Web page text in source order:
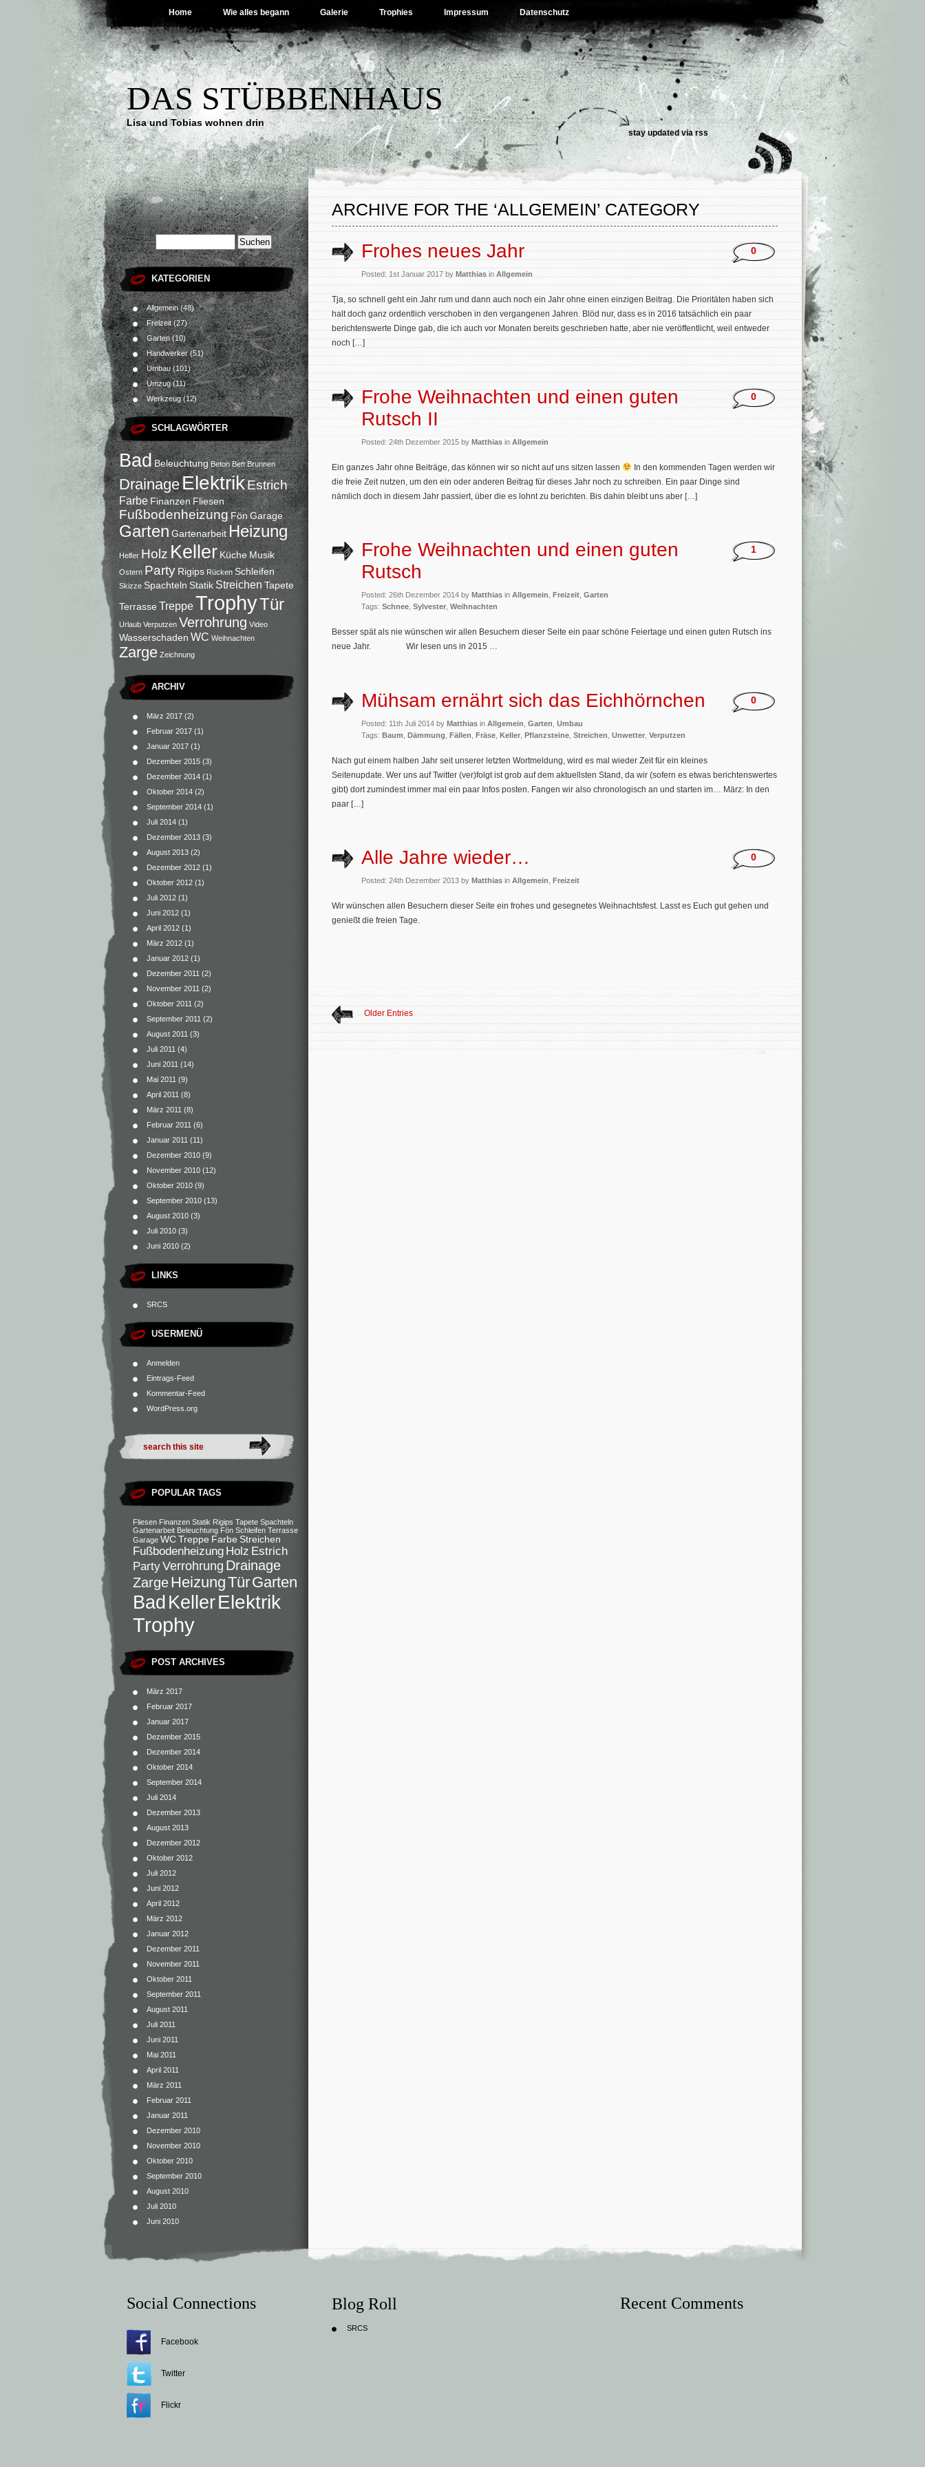
Home Wie alles begann Galerie Trophies Impressum Datenschutz
DAS STÜBBENHAUS
Lisa und Tobias wohnen drin
stay updated viarss
KATEGORIEN
Allgemein(48)
Freizeit (27)
Garten(10)
Handwerker(51)
Umbau(101)
Umzug(11)
Werkzeug(12)
SCHLAGWÖRTER
BadBeleuchtung Beton Bett Brunnen
DrainageElektrikEstrich
Farbe FinanzenFliesen
Fußbodenheizung Fön Garage
Garten Gartenarbeit Heizung
Helfer Holz Keller Küche Musik
Ostern Party Rigips Rücken Schleifen
Skizze Spachteln StatikStreichen Tapete
Terrasse TreppeTrophyTür
Urlaub Verputzen Verrohrung Video
Wasserschaden WC Weihnachten
Zarge Zeichnung
ARCHIV
März 2017 (2)
Februar 2017 (1)
Januar 2017 (1)
Dezember 2015 (3)
Dezember 2014 (1)
Oktober 2014 (2)
September 2014 (1)
Juli 2014 (1)
Dezember 2013 (3)
August 2013 (2)
Dezember 2012 (1)
Oktober 2012 (1)
Juli 2012 (1)
Juni 2012 (1)
April 2012 (1)
März 2012 (1)
Januar 2012 (1)
Dezember 2011 (2)
November 2011 (2)
Oktober 2011 (2)
September 2011 (2)
August 2011 (3)
Juli 2011 (4)
Juni 2011 (14)
Mai 2011 (9)
April 2011 (8)
März 2011 (8)
Februar 2011 (6)
Januar 2011 (11)
Dezember 2010 (9)
November 2010 (12)
Oktober 2010 (9)
September 2010 (13)
August 2010 (3)
Juli 2010 (3)
Juni 2010 (2)
LINKS
SRCS
USERMENÜ
Anmelden
Eintrags-Feed
Kommentar-Feed
WordPress.org
POPULAR TAGS
Fliesen Finanzen Statik Rigips Tapete Spachteln
Gartenarbeit Beleuchtung Fön Schleifen Terrasse
Garage WC Treppe Farbe Streichen
Fußbodenheizung Holz Estrich
PartyVerrohrung Drainage
ZargeHeizungTürGarten
Bad KellerElektrik
Trophy
POST ARCHIVES
März 2017
Februar 2017
Januar 2017
Dezember 2015
Dezember 2014
Oktober 2014
September 2014
Juli 2014
Dezember 2013
August 2013
Dezember 2012
Oktober 2012
Juli 2012
Juni 2012
April 2012
März 2012
Januar 2012
Dezember 2011
November 2011
Oktober 2011
September 2011
August 2011
Juli 2011
Juni 2011
Mai 2011
April 2011
März 2011
Februar 2011
Januar 2011
Dezember 2010
November 2010
Oktober 2010
September 2010
August 2010
Juli 2010
Juni 2010
ARCHIVE FOR THE ‘ALLGEMEIN’ CATEGORY
Frohes neues Jahr
Posted: 1st Januar 2017 by Matthias in Allgemein
0
Tja, so schnell geht ein Jahr rum und dann auch noch ein Jahr ohne einen einzigen Beitrag. Die Prioritäten haben sich
halt doch ganz ordentlich verschoben in den vergangenen Jahren. Blöd nur, dass es in 2016 tatsächlich ein paar
berichtenswerte Dinge gab, die ich auch vor Monaten bereits geschrieben hatte, aber nie veröffentlicht, weil entweder
noch […]
Frohe Weihnachten und einen guten
Rutsch II
Posted: 24th Dezember 2015 by Matthias in Allgemein
0
Ein ganzes Jahr ohne Beiträge, das können wir so nicht auf uns sitzen lassen
In den kommenden Tagen werden wir
die freie Zeit nutzen, um den ein oder anderen Beitrag für dieses Jahr noch zu schreiben. Ein paar Dinge sind
nämlich doch in diesem Jahr passiert, über die es lohnt zu berichten. Bis dahin bleibt uns aber […]
Frohe Weihnachten und einen guten
Rutsch
Posted: 26th Dezember 2014 by Matthias in Allgemein Freizeit Garten
Tags: Schnee Sylvester Weihnachten
1
Besser spät als nie wünschen wir allen Besuchern dieser Seite ein paar schöne Feiertage und einen guten Rutsch ins
neue Jahr. Wir lesen uns in 2015 …
Mühsam ernährt sich das Eichhörnchen
Posted: 11th Juli 2014 by Matthias in Allgemein Garten Umbau
Tags: Baum Dämmung Fällen Fräse Keller Pflanzsteine Streichen Unwetter Verputzen
0
Nach gut einem halben Jahr seit unserer letzten Wortmeldung, wird es mal wieder Zeit für ein kleines
Seitenupdate. Wer uns auf Twitter (ver)folgt ist grob auf dem aktuellsten Stand, da wir (sofern es etwas berichtenswertes
gibt) dort zumindest immer mal ein paar Infos posten. Fangen wir also chronologisch an und starten im… März: In den
paar […]
Alle Jahre wieder…
Posted: 24th Dezember 2013 by Matthias in Allgemein Freizeit
0
Wir wünschen allen Besuchern dieser Seite ein frohes und gesegnetes Weihnachtsfest. Lasst es Euch gut gehen und
genießt die freien Tage.
Older Entries
Social Connections
Facebook
Twitter
Flickr
Blog Roll
SRCS
Recent Comments